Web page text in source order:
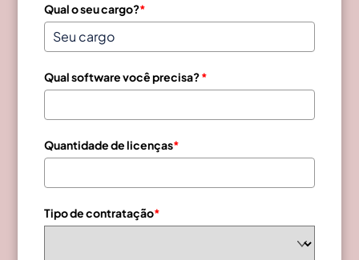
Qual o seu cargo?*
Qual software você precisa?*
Quantidade de licenças*
Tipo de contratação*